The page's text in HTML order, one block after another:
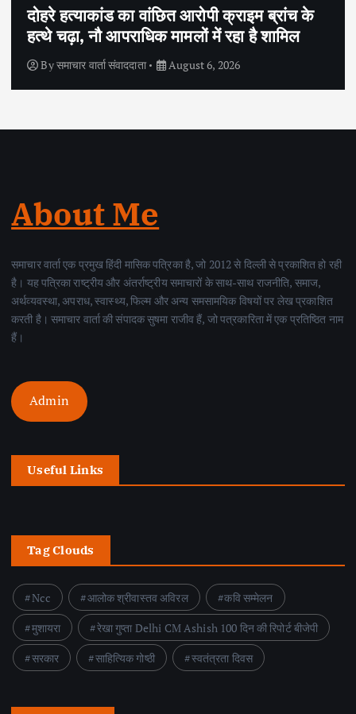
दोहरे हत्याकांड का वांछित आरोपी क्राइम ब्रांच के
हत्थे चढ़ा, नौ आपराधिक मामलों में रहा है शामिल
Byसमाचार वार्ता संवाददाता August 6, 2026
About Me
समाचार वार्ता एक प्रमुख हिंदी मासिक पत्रिका है, जो 2012 से दिल्ली से प्रकाशित हो रही
है। यह पत्रिका राष्ट्रीय और अंतर्राष्ट्रीय समाचारों के साथ-साथ राजनीति, समाज,
अर्थव्यवस्था, अपराध, स्वास्थ्य, फिल्म और अन्य समसामयिक विषयों पर लेख प्रकाशित
करती है। समाचार वार्ता की संपादक सुषमा राजीव हैं, जो पत्रकारिता में एक प्रतिष्ठित नाम
हैं।
Admin
Useful Links
Tag Clouds
Ncc आलोक श्रीवास्तव अविरल
कवि सम्मेलन
मुशायरा
रेखा गुप्ता Delhi CM Ashish 100 दिन की रिपोर्ट बीजेपी
सरकार
साहित्यिक गोष्ठी स्वतंत्रता दिवस